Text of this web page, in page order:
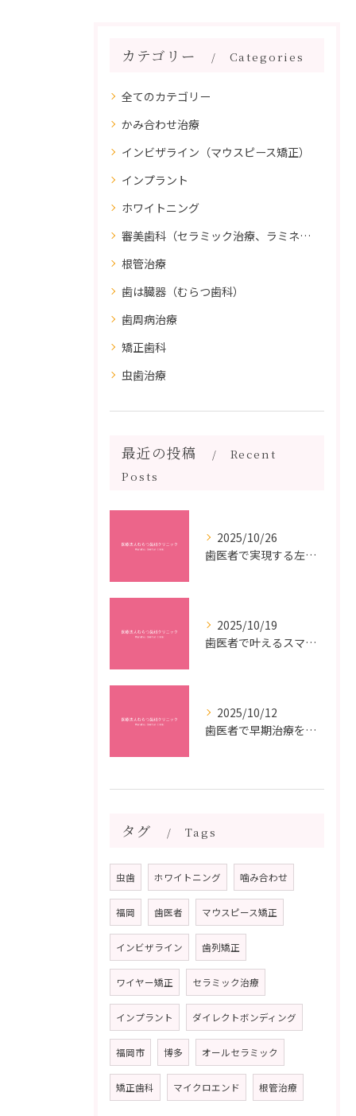
カテゴリー Categories
全てのカテゴリー
かみ合わせ治療
インビザライン（マウスピース矯正）
インプラント
ホワイトニング
審美歯科（セラミック治療、ラミネートべニア、ダイレクトボンディング）
根管治療
歯は臓器（むらつ歯科）
歯周病治療
矯正歯科
虫歯治療
最近の投稿
Recent
Posts
2025/10/26
歯医者で実現する左右対称治療のポイントと矯正治療選びの疑問解決ガイド
2025/10/19
歯医者で叶えるスマイルメイクオーバーなら福岡県福岡市博多区博多駅前の最新矯正治療解説
2025/10/12
歯医者で早期治療を受けるメリットと虫歯悪化を防ぐ最短ステップ
タグ Tags
虫歯 ホワイトニング 噛み合わせ
福岡 歯医者 マウスピース矯正
インビザライン 歯列矯正
ワイヤー矯正 セラミック治療
インプラント ダイレクトボンディング
福岡市 博多 オールセラミック
矯正歯科 マイクロエンド 根管治療